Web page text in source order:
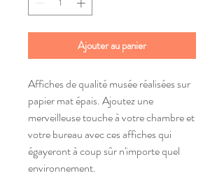
Ajouter au panier
Affiches de qualité musée réalisées sur
papier mat épais. Ajoutez une
merveilleuse touche à votre chambre et
votre bureau avec ces affiches qui
égayeront à coup sûr n'importe quel
environnement.